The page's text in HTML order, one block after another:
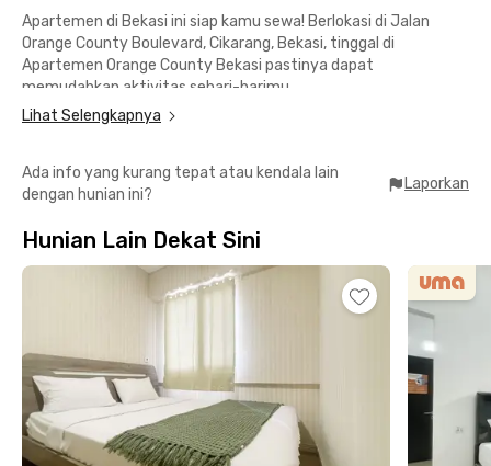
Apartemen di Bekasi ini siap kamu sewa! Berlokasi di Jalan
Orange County Boulevard, Cikarang, Bekasi, tinggal di
Apartemen Orange County Bekasi pastinya dapat
memudahkan aktivitas sehari-harimu.
Menuju Gerbang Tol Cikarang untuk menuju Kota Jakarta hanya
Lippo Cikarang dan Kawasan Industri Jababeka, kamu hanya
memerlukan waktu kurang dari 15 menit perjalanan saja.
Unit yang disewakan di apartemen Cikarang ini pastinya sudah
fully furnished dengan AC, TV, kamar mandi dengan shower,
serta kitchen set. Fasilitas gedung termasuk kolam renang, lift,
hingga area parkir pun bisa kamu gunakan sebagai penghuni.
Jadi, tunggu apa lagi? Yuk, sewa Apartemen Orange County
Bekasi ini sekarang juga sebelum kehabisan!
Lihat Selengkapnya
Ada info yang kurang tepat atau kendala lain
dengan hunian ini?
Laporkan
Hunian Lain Dekat Sini